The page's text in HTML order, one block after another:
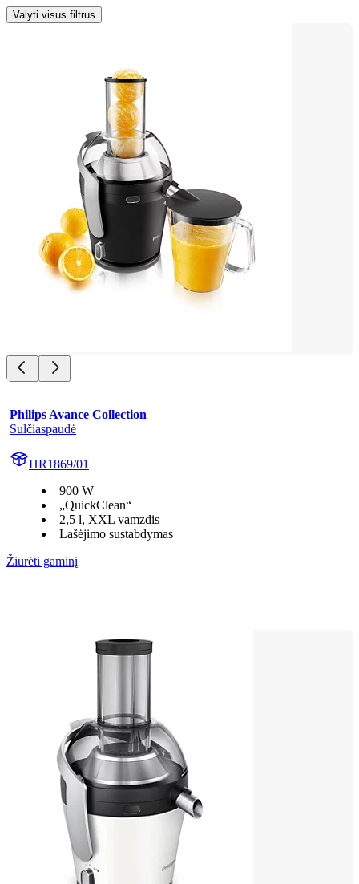
Valyti visus filtrus
Philips Avance Collection
Sulčiaspaudė
HR1869/01
900 W
„QuickClean“
2,5 l, XXL vamzdis
Lašėjimo sustabdymas
Žiūrėti gaminį